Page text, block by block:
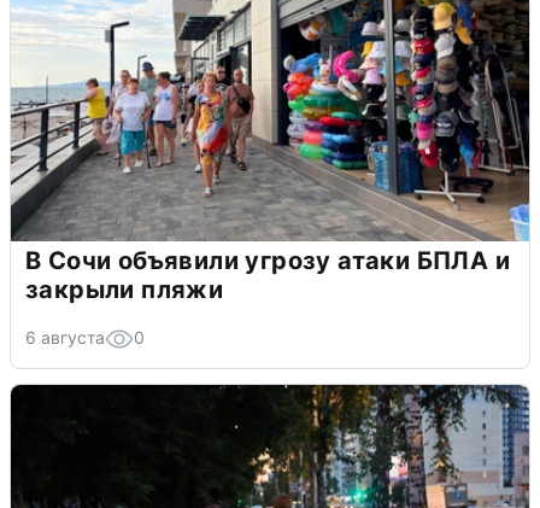
В Сочи объявили угрозу атаки БПЛА и
закрыли пляжи
6 августа 0